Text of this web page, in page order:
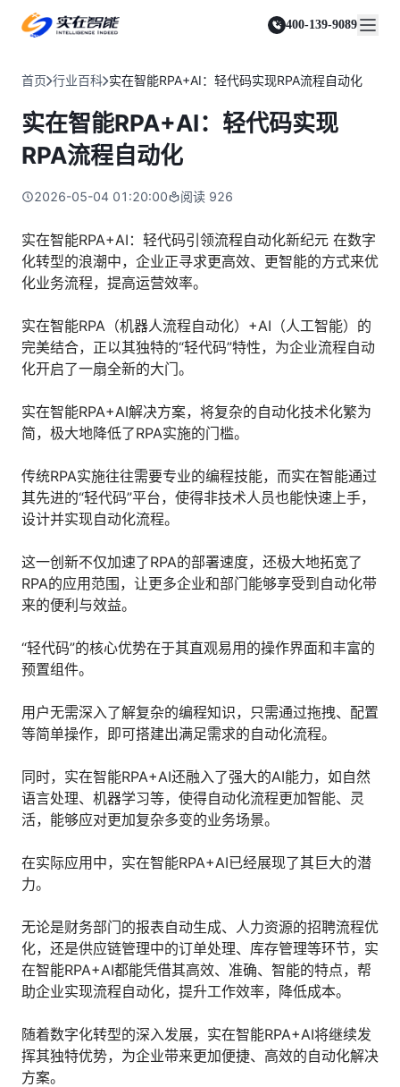
400-139-9089
人人都会用的智能体
智能文档审阅平台
实在 RPA 机器人
可靠的机器人终端
实在 RPA 控制器
强大的智能中枢
全面支持国产信创生态
实在取数宝
一键提数整合，洞察更高效
通信运营商
零售电商
跨境电商
能源及制造业
医药行业
更多行业客户
金融
运营商
客服坐席 | 自动跟单 | 系统运维 | 智能审核
店铺运营 | 私域运营 | 数据运营 | 仓储管理
统计税务 | 行政审批 | 基层减负 | 优化营商
烟草
资质审核 | 合同审核 | 一项一卷 | 智慧人力
制造业
订单生成 | 库存管控 | 物流监控 | 风险监测
司法
人才数字化
人才培养 | 智能教具 | 智能实训 | 课程共创
智能票据 | 自动报税 | 自动存单 | 智能审计
资源与支持
实在学院
智能体市场
合作伙伴
客户支持
关于实在
媒体报道
视频动态
加入我们
首页 行业百科 实在智能RPA+AI：轻代码实现RPA流程自动化
实在智能RPA+AI：轻代码实现
RPA流程自动化
2026-05-04 01:20:00 阅读 926
实在智能RPA+AI：轻代码引领流程自动化新纪元 在数字
化转型的浪潮中，企业正寻求更高效、更智能的方式来优
化业务流程，提高运营效率。
实在智能RPA（机器人流程自动化）+AI（人工智能）的
完美结合，正以其独特的“轻代码”特性，为企业流程自动
化开启了一扇全新的大门。
实在智能RPA+AI解决方案，将复杂的自动化技术化繁为
简，极大地降低了RPA实施的门槛。
传统RPA实施往往需要专业的编程技能，而实在智能通过
其先进的“轻代码”平台，使得非技术人员也能快速上手，
设计并实现自动化流程。
这一创新不仅加速了RPA的部署速度，还极大地拓宽了
RPA的应用范围，让更多企业和部门能够享受到自动化带
来的便利与效益。
“轻代码”的核心优势在于其直观易用的操作界面和丰富的
预置组件。
用户无需深入了解复杂的编程知识，只需通过拖拽、配置
等简单操作，即可搭建出满足需求的自动化流程。
同时，实在智能RPA+AI还融入了强大的AI能力，如自然
语言处理、机器学习等，使得自动化流程更加智能、灵
活，能够应对更加复杂多变的业务场景。
在实际应用中，实在智能RPA+AI已经展现了其巨大的潜
力。
无论是财务部门的报表自动生成、人力资源的招聘流程优
化，还是供应链管理中的订单处理、库存管理等环节，实
在智能RPA+AI都能凭借其高效、准确、智能的特点，帮
助企业实现流程自动化，提升工作效率，降低成本。
随着数字化转型的深入发展，实在智能RPA+AI将继续发
挥其独特优势，为企业带来更加便捷、高效的自动化解决
方案。